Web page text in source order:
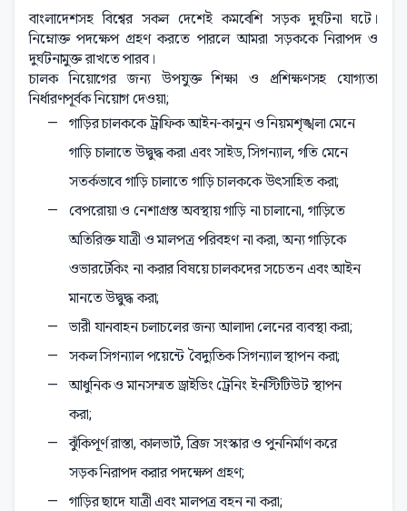
বাংলাদেশসহ বিশ্বের সকল দেশেই কমবেশি সড়ক দুর্ঘটনা ঘটে।
নিম্নোক্ত পদক্ষেপ গ্রহণ করতে পারলে আমরা সড়ককে নিরাপদ ও
দুর্ঘটনামুক্ত রাখতে পারব।
চালক নিয়োগের জন্য উপযুক্ত শিক্ষা ও প্রশিক্ষণসহ যোগ্যতা
নির্ধারণপূর্বক নিয়োগ দেওয়া;
গাড়ির চালককে ট্রাফিক আইন-কানুন ও নিয়মশৃঙ্খলা মেনে
গাড়ি চালাতে উদ্বুদ্ধ করা এবং সাইড, সিগন্যাল, গতি মেনে
সতর্কভাবে গাড়ি চালাতে গাড়ি চালককে উৎসাহিত করা;
বেপরোয়া ও নেশাগ্রস্ত অবস্থায় গাড়ি না চালানো, গাড়িতে
অতিরিক্ত যাত্রী ও মালপত্র পরিবহণ না করা, অন্য গাড়িকে
ওভারটেকিং না করার বিষয়ে চালকদের সচেতন এবং আইন
মানতে উদ্বুদ্ধ করা;
ভারী যানবাহন চলাচলের জন্য আলাদা লেনের ব্যবস্থা করা;
সকল সিগন্যাল পয়েন্টে বৈদ্যুতিক সিগন্যাল স্থাপন করা;
আধুনিক ও মানসম্মত ড্রাইভিং ট্রেনিং ইনস্টিটিউট স্থাপন
করা;
ঝুঁকিপূর্ণ রাস্তা, কালভার্ট, ব্রিজ সংস্কার ও পুননির্মাণ করে
সড়ক নিরাপদ করার পদক্ষেপ গ্রহণ;
গাড়ির ছাদে যাত্রী এবং মালপত্র বহন না করা;